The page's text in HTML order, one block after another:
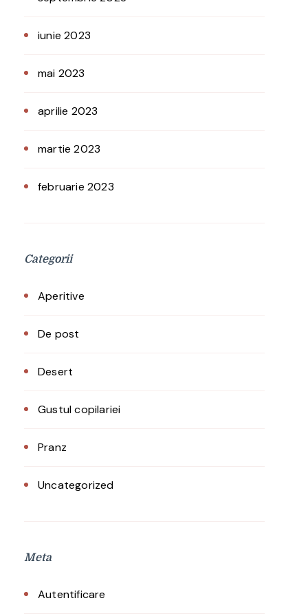
iunie 2023
mai 2023
aprilie 2023
martie 2023
februarie 2023
Categorii
Aperitive
De post
Desert
Gustul copilariei
Pranz
Uncategorized
Meta
Autentificare